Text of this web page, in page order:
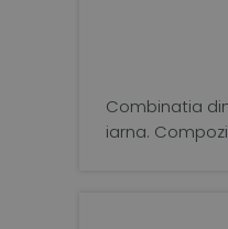
Combinatia
iarna.